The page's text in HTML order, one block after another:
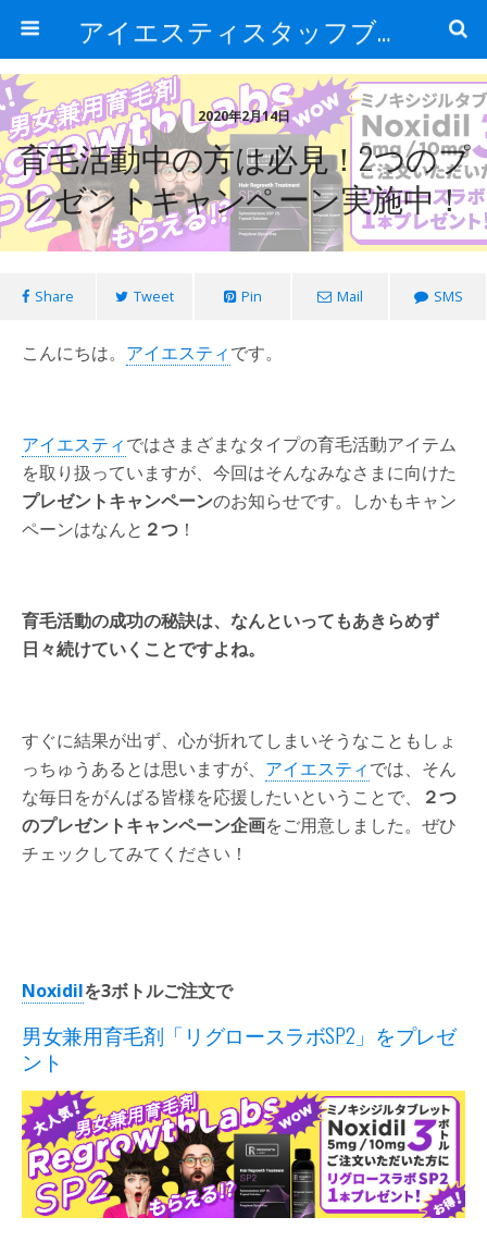
アイエスティスタッフブログ
2020年2月14日
育毛活動中の方は必見！2つのプ
レゼントキャンペーン実施中！
Share Tweet Pin Mail SMS
こんにちは。 アイエスティです。
アイエスティではさまざまなタイプの育毛活動アイテム
を取り扱っていますが、今回はそんなみなさまに向けた
プレゼントキャンペーンのお知らせです。しかもキャン
ペーンはなんと ２つ ！
育毛活動の成功の秘訣は、なんといってもあきらめず
日々続けていくことですよね。
すぐに結果が出ず、心が折れてしまいそうなこともしょ
っちゅうあるとは思いますが、 アイエスティでは、そん
な毎日をがんばる皆様を応援したいということで、
２つ
のプレゼントキャンペーン企画をご用意しました。ぜひ
チェックしてみてください！
Noxidilを3ボトルご注文で
男女兼用育毛剤「リグロースラボSP2」をプレゼ
ント